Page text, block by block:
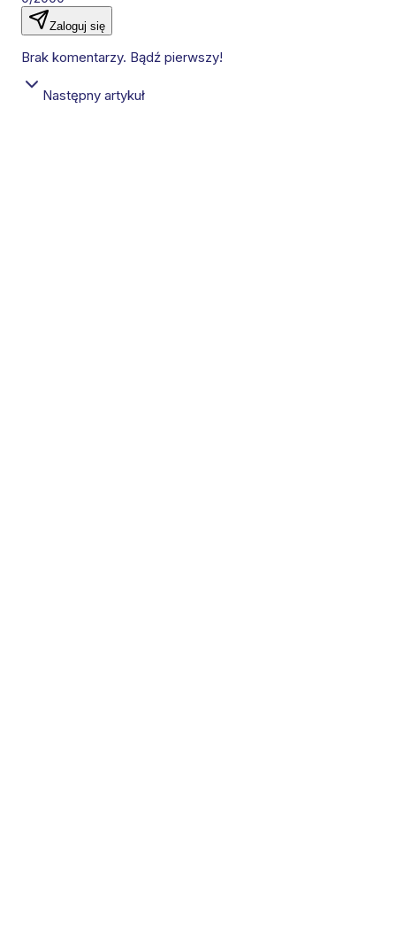
Zaloguj się
Brak komentarzy. Bądź pierwszy!
Następny artykuł